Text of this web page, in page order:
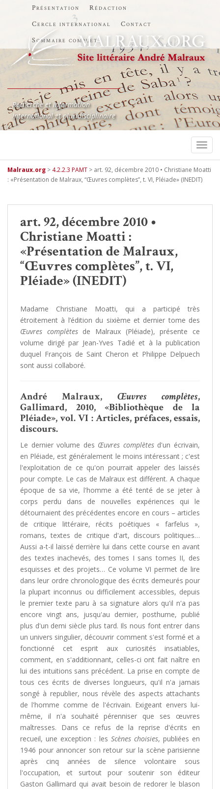
Présentation
Rédaction
Cercle international
Contact
Sommaire complet
Recherche et information
International et pluridisciplinaire
Malraux.org > 4.2.2.3 PAMT > art. 92, décembre 2010 • Christiane Moatti
: «Présentation de Malraux, “Œuvres complètes”, t. VI, Pléiade» (INEDIT)
art. 92, décembre 2010 •
Christiane Moatti :
«Présentation de Malraux,
“Œuvres complètes”, t. VI,
Pléiade» (INEDIT)
Madame Christiane Moatti, qui a participé très
étroitement à l’édition du sixième et dernier tome des
Œuvres complètesde Malraux (Pléiade), présente ce
volume dirigé par Jean-Yves Tadié et à la publication
duquel François de Saint Cheron et Philippe Delpuech
sont aussi collaboré.
André Malraux, Œuvres complètes,
Gallimard, 2010, «Bibliothèque de la
Pléiade», vol. VI : Articles, préfaces, essais,
discours.
Le dernier volume des Œuvres complètesd'un écrivain,
en Pléiade, est généralement le moins intéressant ; c'est
l'exploitation de ce qu'on pourrait appeler des laissés
pour compte. Le cas de Malraux est différent. A chaque
époque de sa vie, l'homme a été tenté de se jeter à
corps perdu dans de nouvelles expériences qui le
détournaient des précédentes encore en cours – articles
de critique littéraire, récits poétiques « farfelus »,
romans, textes de critique d'art, discours politiques…
Aussi a-t-il laissé derrière lui dans cette course en avant
des textes inachevés, des tomes I sans tomes II, des
esquisses et des projets… Ce volume VI permet de lire
dans leur ordre chronologique des écrits demeurés pour
la plupart inconnus ou difficilement accessibles, depuis
le premier texte paru à sa signature alors qu'il n'a pas
encore vingt ans, jusqu'au dernier, posthume, publié
plus d'un demi siècle plus tard. Ils nous font entrer dans
un univers singulier, découvrir comment s'est formé et a
fonctionné cet esprit aux curiosités insatiables,
comment, en s'additionnant, celles-ci ont fait naître en
lui des intuitions sans précédent. La prise en compte de
tous ces écrits de diverses longueurs, qu'il n'a jamais
songé à republier, nous révèle des aspects attachants
de l'homme comme de l'écrivain. Exigeant envers lui-
même, il n'a souhaité pérenniser que ses œuvres
maîtresses. Dans ce refus de la reprise d'écrits en
recueil, une exception : les Scènes choisies, publiées en
1946 pour annoncer son retour sur la scène parisienne
après cinq années de silence volontaire sous
l'occupation, et surtout pour soutenir son éditeur
Gaston Gallimard qui avait besoin de redorer le blason